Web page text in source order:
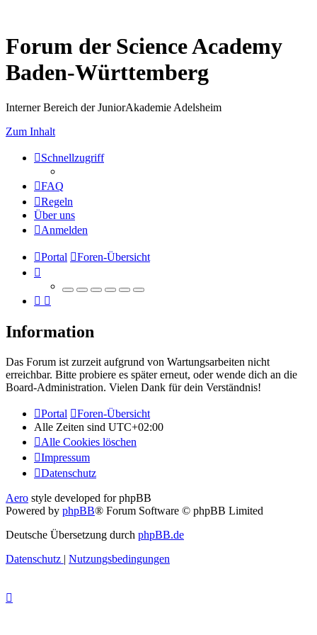
Forum der Science Academy
Baden-Württemberg
Interner Bereich der JuniorAkademie Adelsheim
Zum Inhalt
Schnellzugriff
FAQ
Regeln
Über uns
Anmelden
Portal Foren-Übersicht
Information
Das Forum ist zurzeit aufgrund von Wartungsarbeiten nicht
erreichbar. Bitte probiere es später erneut, oder wende dich an die
Board-Administration. Vielen Dank für dein Verständnis!
Portal
Foren-Übersicht
Alle Zeiten sind UTC+02:00
Alle Cookies löschen
Impressum
Datenschutz
Aero style developed for phpBB
Powered by phpBB® Forum Software © phpBB Limited
Deutsche Übersetzung durch phpBB.de
Datenschutz | Nutzungsbedingungen